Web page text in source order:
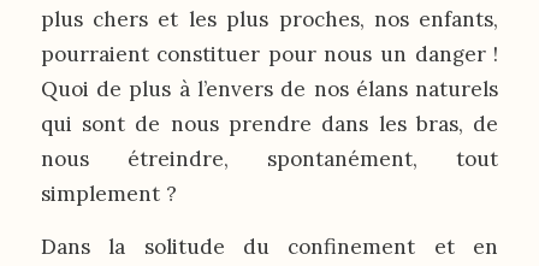
plus chers et les plus proches, nos enfants,
pourraient constituer pour nous un danger !
Quoi de plus à l’envers de nos élans naturels
qui sont de nous prendre dans les bras, de
nous étreindre, spontanément, tout
simplement ?
Dans la solitude du confinement et en